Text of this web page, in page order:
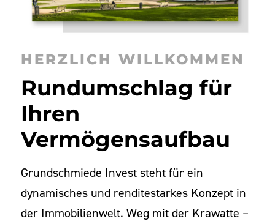
HERZLICH WILLKOMMEN
Rundumschlag für
Ihren
Vermögensaufbau
Grundschmiede Invest steht für ein
dynamisches und renditestarkes Konzept in
der Immobilienwelt. Weg mit der Krawatte –